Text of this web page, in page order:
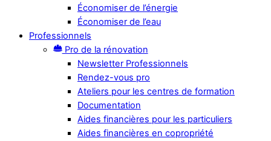
Économiser de l’énergie
Économiser de l’eau
Professionnels
Pro de la rénovation
Newsletter Professionnels
Rendez-vous pro
Ateliers pour les centres de formation
Documentation
Aides financières pour les particuliers
Aides financières en copropriété